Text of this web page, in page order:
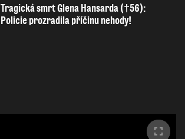
Tragická smrt Glena Hansarda (†56):
Policie prozradila příčinu nehody!